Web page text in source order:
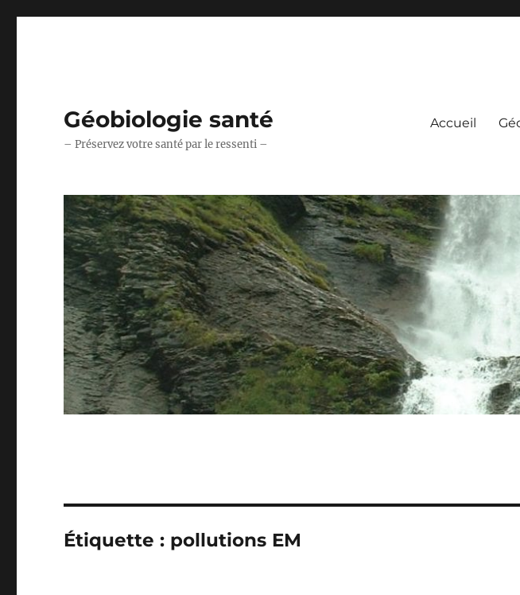
Géobiologie santé
– Préservez votre santé par le ressenti –
Accueil
Étiquette : pollutions EM